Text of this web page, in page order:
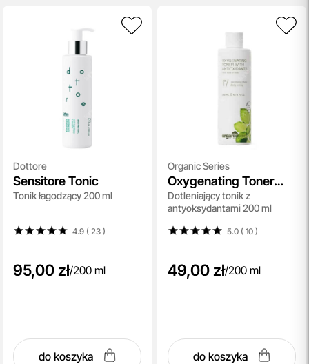
Dottore
Sensitore Tonic
Tonik łagodzący 200 ml
4.9 ( 23)
95,00 zł/200 ml
do koszyka
Organic Series
Oxygenating Toner
With Antioxidants
Dotleniający tonik z
antyoksydantami 200 ml
5.0 ( 10)
49,00 zł/200 ml
do koszyka